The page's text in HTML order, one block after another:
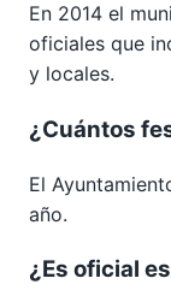
En 2014 el
oficiales que
y locales.
¿Cuántos
El
año.
¿Es oficial